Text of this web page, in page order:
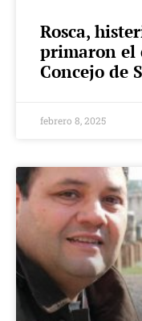
Rosca,
primaron el
Concejo de
febrero 8, 2025